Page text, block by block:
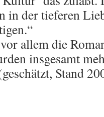
in der tieferen
allem die
insgesamt
Stand